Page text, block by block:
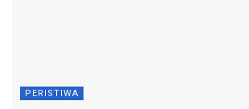
PERISTIWA